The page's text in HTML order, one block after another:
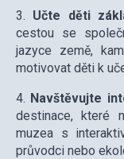
3. Učte děti
cestou se
jazyce země,
motivovat děti k
4. Navštěvujte
destinace, které
muzea s
průvodci nebo